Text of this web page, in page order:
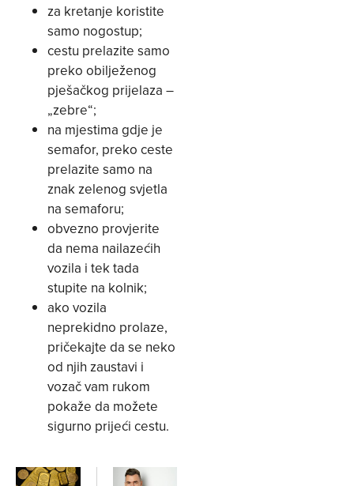
za kretanje koristite
samo nogostup;
cestu prelazite samo
preko obilježenog
pješačkog prijelaza –
„zebre“;
na mjestima gdje je
semafor, preko ceste
prelazite samo na
znak zelenog svjetla
na semaforu;
obvezno provjerite
da nema nailazećih
vozila i tek tada
stupite na kolnik;
ako vozila
neprekidno prolaze,
pričekajte da se neko
od njih zaustavi i
vozač vam rukom
pokaže da možete
sigurno prijeći cestu.